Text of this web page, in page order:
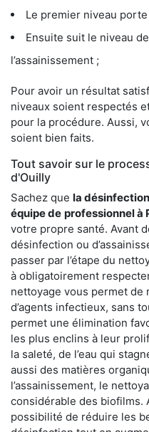
Le premier niveau
Ensuite suit le niveau
l’assainissement ;
Pour avoir un résultat
niveaux soient respectés
pour la procédure. Aussi,
soient bien faits.
Tout savoir sur le
d'Ouilly
Sachez que la
équipe de professionnel à
votre propre santé. Avant
désinfection ou
passer par l’étape du
à obligatoirement
nettoyage vous permet
d’agents infectieux, sans
permet une élimination
les plus enclins à leur
la saleté, de l’eau qui
aussi des matières
l’assainissement, le
considérable des biofilms.
possibilité de réduire les